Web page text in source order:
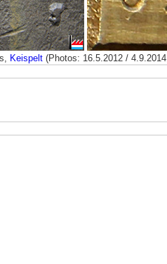
Keispelt (Photos: 16.5.2012 / 4.9.2014